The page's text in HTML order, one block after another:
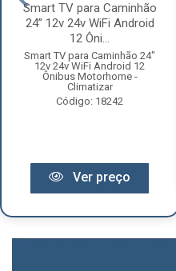
Smart TV para Caminhão
24” 12v 24v WiFi Android
12 Ôni...
Smart TV para Caminhão 24"
12v 24v WiFi Android 12
Ônibus Motorhome -
Climatizar
Código: 18242
Ver preço